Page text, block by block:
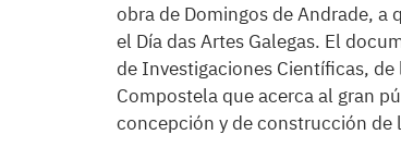
obra de Domingos de Andrade, a
el Día das Artes Galegas. El
de Investigaciones Científicas, de
Compostela que acerca al gran
concepción y de construcción de